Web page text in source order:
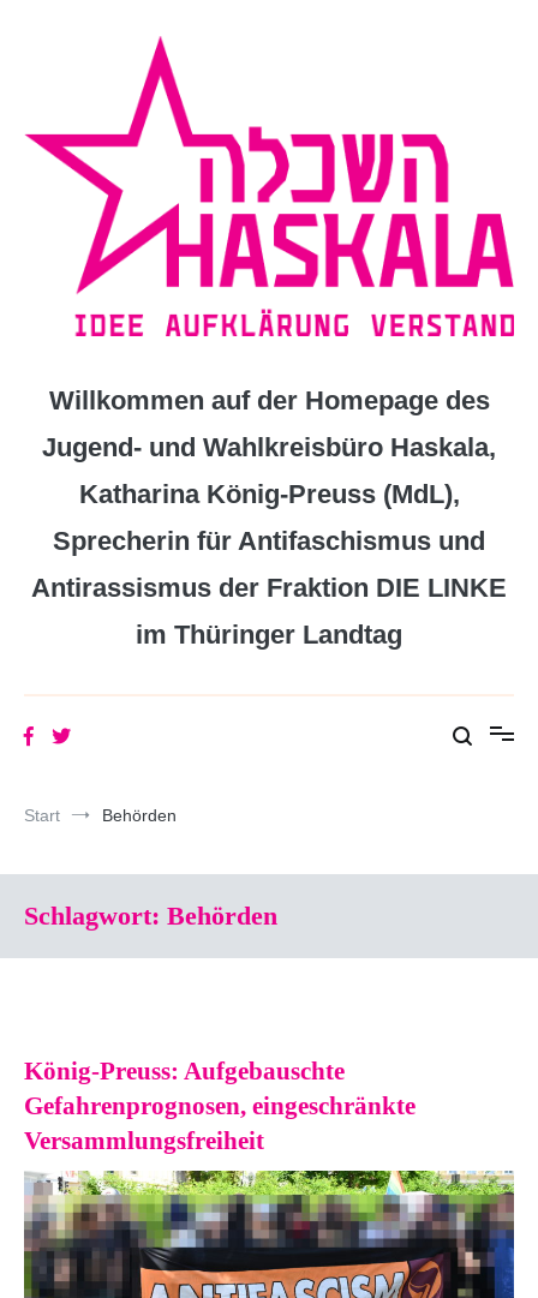
Willkommen auf der Homepage des
Jugend- und Wahlkreisbüro Haskala,
Katharina König-Preuss (MdL),
Sprecherin für Antifaschismus und
Antirassismus der Fraktion DIE LINKE
im Thüringer Landtag
Start Behörden
Schlagwort: Behörden
König-Preuss: Aufgebauschte
Gefahrenprognosen, eingeschränkte
Versammlungsfreiheit